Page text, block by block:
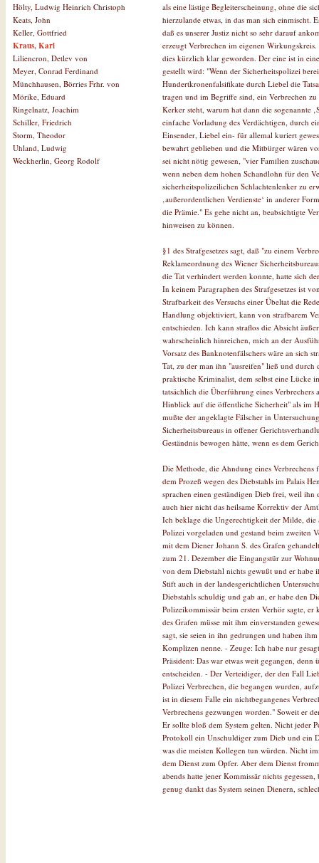
Hölty, Ludwig Heinrich Christoph
Keats, John
Keller, Gottfried
Kraus, Karl
Liliencron, Detlev von
Meyer, Conrad Ferdinand
Münchhausen, Börries Frhr. von
Mörike, Eduard
Ringelnatz, Joachim
Schiller, Friedrich
Storm, Theodor
Uhland, Ludwig
Weckherlin, Georg Rodolf
als eine lästige Begleiterscheinung, ohne die
hierzulande etwas, in das man sich einmischt.
daß es unserer Justiz nicht so sehr darauf
erzeugt Verbrechen im eigenen
dies kürzlich klar geworden. Der eine ist in
gestellt wird: "Wenn der Sicherheitspolizei
Hundertkronenfalsifikate durch Liebel die
tragen und im Begriffe sind, ein Verbrechen
Kerker steht, warum hat dann die sogenannte
einfache Vorladung des Verdächtigen, durch
Einsender, Liebel ein- für allemal kuriert
bewahrt geblieben und die Mitbürger wären
sei nicht nötig gewesen, "vier Familien
wenn neben dem hohen Schandlohn für den
sicherheitspolizeilichen Schlachtenlenker zu
‚außerordentlichen Verdienste‘ in anderer
die Prämie." Es gehe nicht an, beabsichtigte
hinweisen zu können.
§1 des Strafgesetzes sagt, daß "zu einem
Reklameordnung des Wiener
die Tat verhindert werden konnte, hatte sich
In keinem Paragraphen des Strafgesetzes ist
Strafbarkeit des Versuchs einer Übeltat die
Handlung objektiviert, kann von strafbarem
entschieden. Ich kann straflos die Absicht
wahrscheinlich hinreichen, mich an der
Vorsatz des Banknotenfälschers wäre an sich
Tat, zu der man ihn "ausreifen" ließ und
praktische Kriminalist, dem selbst eine Lücke
tatsächlich die Überführung eines
Hinblick auf die öffentliche Sicherheit" als im
mußte der angeklagte Fälscher in
Sicherheitsbureaus in offener
Geständnis bewogen hätte, wenn es dem
Die Methode, die Ahndung eines Verbrechens
dem Prozeß wegen des Diebstahls im Palais
sprachen einen geständigen Dieb frei, weil
auch hier nicht das heilsame Korrektiv der
Ich beklage die Ungerechtigkeit der Milde,
Polizei vorgeladen und gestand beim zweiten
mit dem Diener Johann S. des Grafen
zum 21. Dezember die Eingangstür zur
von dem Diebstahl nichts gewußt und er habe
Stift auch in der landesgerichtlichen
Diebstahls schuldig und gab an, er habe den
Polizeikommissär beim ersten Verhör sagte,
des Grafen müsse mit ihm einverstanden
sagt, sie seien in ihn gedrungen und haben
Komplizen nenne. - Zeuge: Ich habe nur
Präsident: Das war etwas weit gegangen,
entscheiden. - Der Verteidiger, der den Fall
Polizei Verbrechen, die begangen wurden,
ist in diesem Falle ein nichtbegangenes
Verbrechens gezwungen worden." Soweit er
Er sollte bloß dem System gelten. Nicht jeder
Protokoll ein Unschuldiger zum Dieb und ein
was die meisten Kollegen tun würden. Nicht
dem Dienst zum Opfer. Aber dem Dienst
abends hatte jener Kommissär nichts
genug dankt das System seinen Dienern,